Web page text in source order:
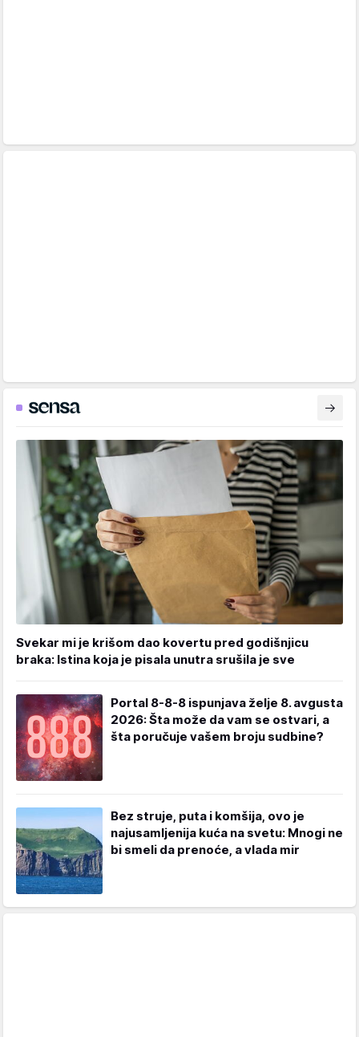
Svekar mi je krišom dao kovertu pred godišnjicu
braka: Istina koja je pisala unutra srušila je sve
Portal 8-8-8 ispunjava želje 8. avgusta
2026: Šta može da vam se ostvari, a
šta poručuje vašem broju sudbine?
Bez struje, puta i komšija, ovo je
najusamljenija kuća na svetu: Mnogi ne
bi smeli da prenoće, a vlada mir